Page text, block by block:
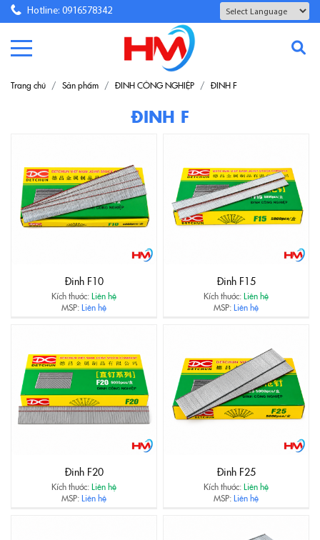
Hotline: 0916578342
Trang chủ Sản phẩm ĐINH CÔNG NGHIỆP ĐINH F
ĐINH F
Đinh F10
Kích thước:Liên hệ
MSP:Liên hệ
Đinh F15
Kích thước:Liên hệ
MSP:Liên hệ
Đinh F20
Kích thước:Liên hệ
MSP:Liên hệ
Đinh F25
Kích thước:Liên hệ
MSP:Liên hệ